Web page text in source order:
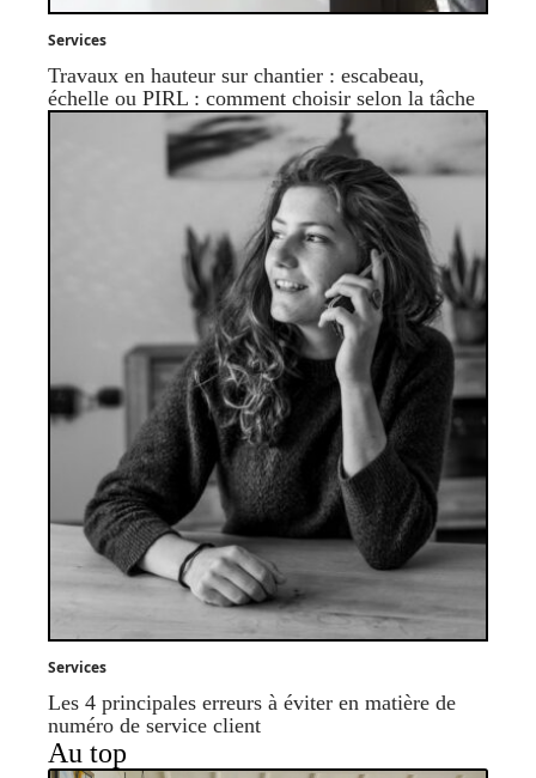
Services
Travaux en hauteur sur chantier : escabeau,
échelle ou PIRL : comment choisir selon la tâche
Services
Les 4 principales erreurs à éviter en matière de
numéro de service client
Au top